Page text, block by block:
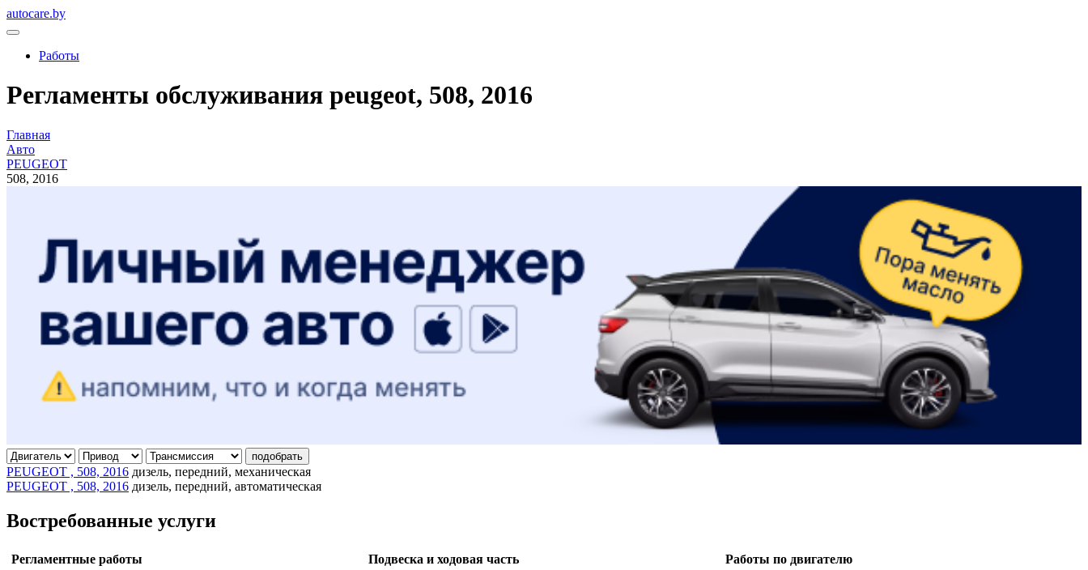
autocare.by
Работы
Регламенты обслуживания peugeot, 508, 2016
Главная
Авто
PEUGEOT
508, 2016
подобрать
PEUGEOT , 508, 2016 дизель, передний, механическая
PEUGEOT , 508, 2016 дизель, передний, автоматическая
Востребованные услуги
Регламентные работы Подвеска и ходовая часть Работы по двигателю